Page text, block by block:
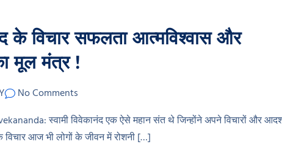
के विचार सफलता आत्मविश्वास और
मूल मंत्र !
No Comments
स्वामी विवेकानंद एक ऐसे महान संत थे जिन्होंने अपने विचारों और
विचार आज भी लोगों के जीवन में रोशनी […]